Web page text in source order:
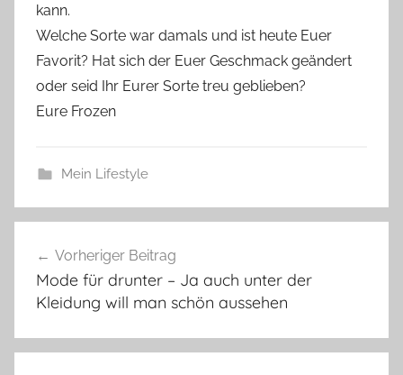
kann.
Welche Sorte war damals und ist heute Euer
Favorit? Hat sich der Euer Geschmack geändert
oder seid Ihr Eurer Sorte treu geblieben?
Eure Frozen
Mein Lifestyle
Vorheriger Beitrag
Mode für drunter – Ja auch unter der
Kleidung will man schön aussehen